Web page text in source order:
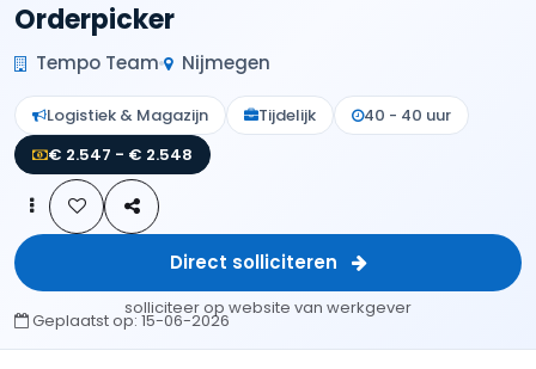
Orderpicker
Tempo Team Nijmegen
Logistiek & Magazijn Tijdelijk
40 - 40 uur
€ 2.547 - € 2.548
Direct solliciteren
solliciteer op website van werkgever
Geplaatst op:15-06-2026